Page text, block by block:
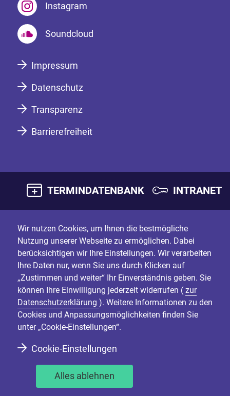
Instagram
Soundcloud
Impressum
Datenschutz
Transparenz
Barrierefreiheit
TERMINDATENBANK INTRANET
Wir nutzen Cookies, um Ihnen die bestmögliche
Nutzung unserer Webseite zu ermöglichen. Dabei
berücksichtigen wir Ihre Einstellungen. Wir verarbeiten
Ihre Daten nur, wenn Sie uns durch Klicken auf
„Zustimmen und weiter“ Ihr Einverständnis geben. Sie
können Ihre Einwilligung jederzeit widerrufen ( zur
Datenschutzerklärung ). Weitere Informationen zu den
Cookies und Anpassungsmöglichkeiten finden Sie
unter „Cookie-Einstellungen“.
Cookie-Einstellungen
Alles ablehnen